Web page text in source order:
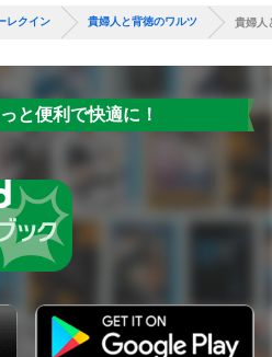
レクイン 貴婦人と背徳のワルツ 貴婦人
と便利で快適に！